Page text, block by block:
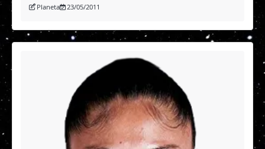
Planeta 23/05/2011